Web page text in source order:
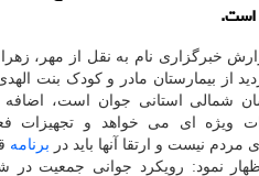
است.
خبرگزاری نام به نقل از مهر، زهرا
از بیمارستان مادر و کودک بنت
شمالی استانی جوان است، اضافه
ویژه ای می خواهد و تجهیزات
مردم نیست و ارتقا آنها باید در برنامه
نمود: رویکرد جوانی جمعیت در